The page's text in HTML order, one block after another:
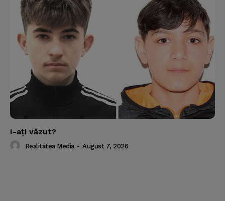
I-aţi văzut?
Realitatea Media - August 7, 2026